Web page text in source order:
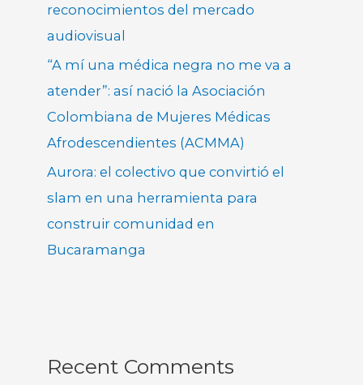
reconocimientos del mercado
audiovisual
“A mí una médica negra no me va a
atender”: así nació la Asociación
Colombiana de Mujeres Médicas
Afrodescendientes (ACMMA)
Aurora: el colectivo que convirtió el
slam en una herramienta para
construir comunidad en
Bucaramanga
Recent Comments